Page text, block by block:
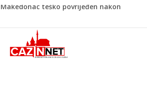
Makedonac teško povrijeđen nakon
njega
Kako povećati količinu mlijeka tokom
dojenja: Izazov s kojim se susreću mnoge
mame